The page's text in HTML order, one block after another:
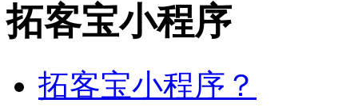
拓客宝小程序
拓客宝小程序？